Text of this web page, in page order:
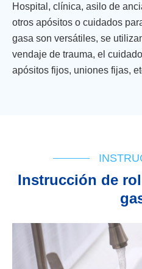
Hospital, clínica, asilo de
otros apósitos o cuidados
gasa son versátiles, se
vendaje de trauma, el
apósitos fijos, uniones fijas,
Instrucción de